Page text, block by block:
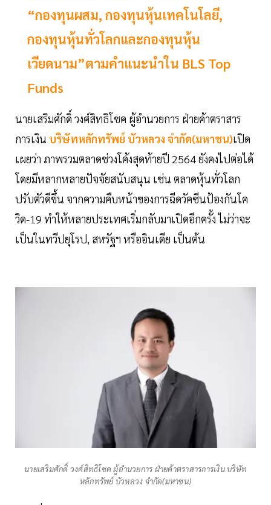
“กองทุนผสม, กองทุนหุ้นเทคโนโลยี,
กองทุนหุ้นทั่วโลกและกองทุนหุ้น
เวียดนาม”ตามคำแนะนำใน BLS Top
Funds
นายเสริมศักดิ์ วงศ์สิทธิโชค ผู้อำนวยการ ฝ่ายค้าตราสาร
การเงิน บริษัทหลักทรัพย์ บัวหลวง จำกัด(มหาชน)เปิด
เผยว่า ภาพรวมตลาดช่วงโค้งสุดท้ายปี 2564 ยังคงไปต่อได้
โดยมีหลากหลายปัจจัยสนับสนุน เช่น ตลาดหุ้นทั่วโลก
ปรับตัวดีขึ้น จากความคืบหน้าของการฉีดวัคซีนป้องกันโค
วิด-19 ทำให้หลายประเทศเริ่มกลับมาเปิดอีกครั้ง ไม่ว่าจะ
เป็นในทวีปยุโรป, สหรัฐฯ หรืออินเดีย เป็นต้น
นายเสริมศักดิ์ วงศ์สิทธิโชค ผู้อำนวยการ ฝ่ายค้าตราสารการเงิน บริษัท
หลักทรัพย์ บัวหลวง จำกัด(มหาชน)